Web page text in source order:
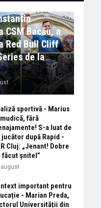
CSM Bacău, a
Red Bull Cliff
de la
sportivă - Marius
fără
S-a luat de
jucător după Rapid -
Cluj: „Jenant! Dobre
făcut șnitel”
important pentru
- Marian Preda,
Universității din